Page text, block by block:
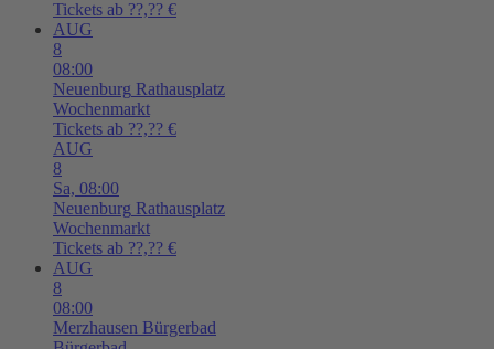
Tickets ab ??,?? €
AUG
8
08:00
Neuenburg Rathausplatz
Wochenmarkt
Tickets ab ??,?? €
AUG
8
Sa, 08:00
Neuenburg Rathausplatz
Wochenmarkt
Tickets ab ??,?? €
AUG
8
08:00
Merzhausen Bürgerbad